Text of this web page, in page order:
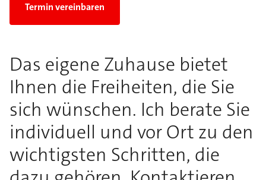
Termin vereinbaren
Das eigene Zuhause bietet
Ihnen die Freiheiten, die Sie
sich wünschen. Ich berate Sie
individuell und vor Ort zu den
wichtigsten Schritten, die